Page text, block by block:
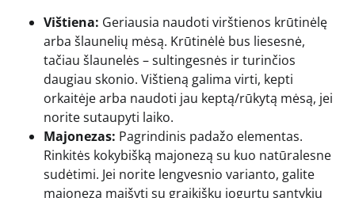
Vištiena: Geriausia naudoti virštienos krūtinėlę
arba šlaunelių mėsą. Krūtinėlė bus liesesnė,
tačiau šlaunelės – sultingesnės ir turinčios
daugiau skonio. Vištieną galima virti, kepti
orkaitėje arba naudoti jau keptą/rūkytą mėsą, jei
norite sutaupyti laiko.
Majonezas: Pagrindinis padažo elementas.
Rinkitės kokybišką majonezą su kuo natūralesne
sudėtimi. Jei norite lengvesnio varianto, galite
majonezą maišyti su graikišku jogurtu santykiu